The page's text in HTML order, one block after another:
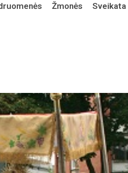
Žmonės Sveikata